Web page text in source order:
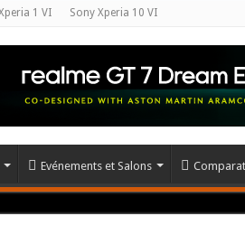
1 VI Sony Xperia 10 VI
Evénements et Salons